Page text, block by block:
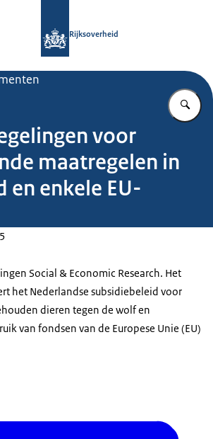
Rijksoverheid
voor
maatregelen in
en enkele EU-
Social & Economic Research. Het
het Nederlandse subsidiebeleid voor
dieren tegen de wolf en
van fondsen van de Europese Unie (EU)